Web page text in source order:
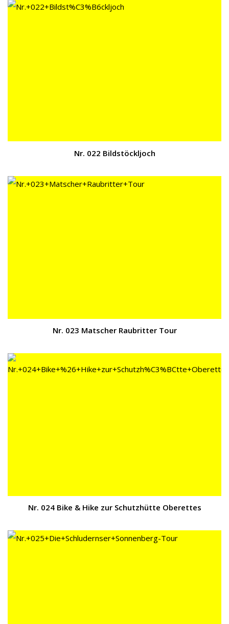
Nr. 022 Bildstöckljoch
Nr. 023 Matscher Raubritter Tour
Nr. 024 Bike & Hike zur Schutzhütte Oberettes